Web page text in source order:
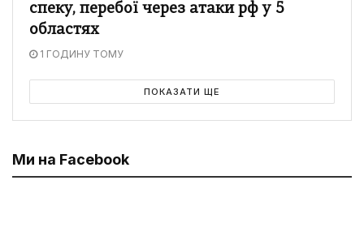
спеку, перебої через атаки рф у 5
областях
1 ГОДИНУ ТОМУ
ПОКАЗАТИ ЩЕ
Ми на Facebook